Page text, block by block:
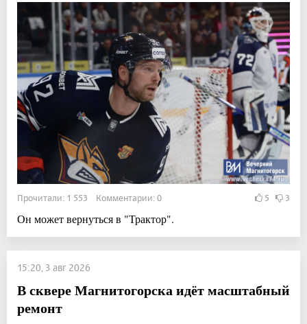
Прочитали: 1 553 Комментарии: 0 5 3
Он может вернуться в "Трактор".
15:20, 3 авг 2026
В сквере Магнитогорска идёт масштабный
ремонт